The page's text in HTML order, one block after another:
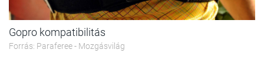
Gopro kompatibilitás
Forrás: Paraferee - Mozgásvilág